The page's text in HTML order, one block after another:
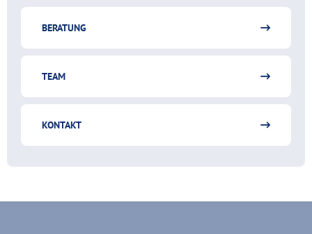
BERATUNG
TEAM
KONTAKT